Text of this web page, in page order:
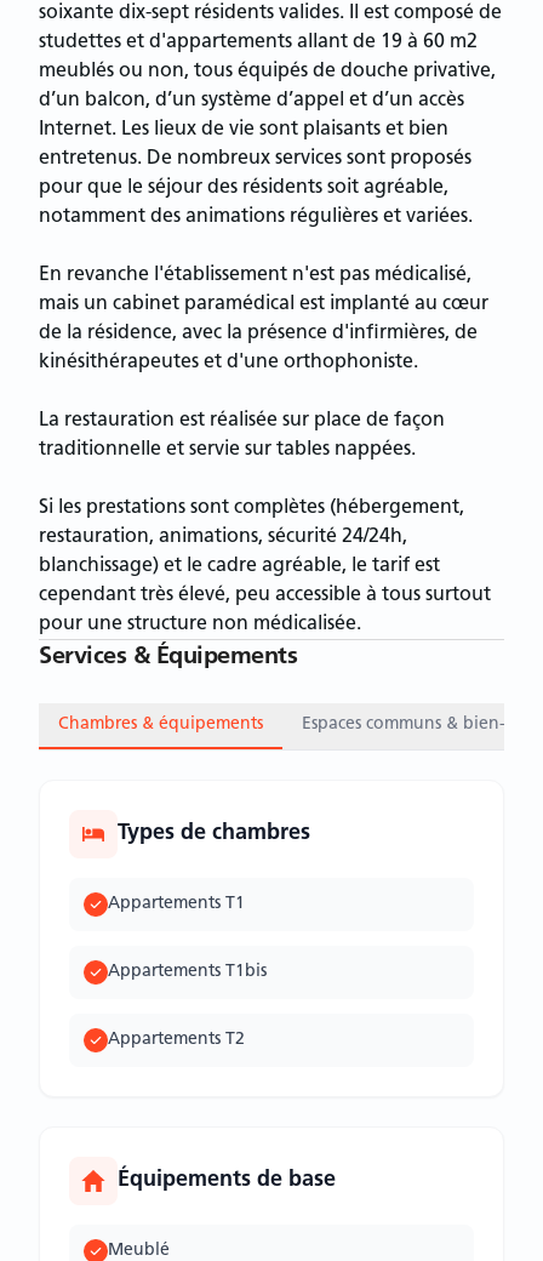
soixante dix-sept résidents valides. Il est composé de
studettes et d'appartements allant de 19 à 60 m2
meublés ou non, tous équipés de douche privative,
d’un balcon, d’un système d’appel et d’un accès
Internet. Les lieux de vie sont plaisants et bien
entretenus. De nombreux services sont proposés
pour que le séjour des résidents soit agréable,
notamment des animations régulières et variées.
En revanche l'établissement n'est pas médicalisé,
mais un cabinet paramédical est implanté au cœur
de la résidence, avec la présence d'infirmières, de
kinésithérapeutes et d'une orthophoniste.
La restauration est réalisée sur place de façon
traditionnelle et servie sur tables nappées.
Si les prestations sont complètes (hébergement,
restauration, animations, sécurité 24/24h,
blanchissage) et le cadre agréable, le tarif est
cependant très élevé, peu accessible à tous surtout
pour une structure non médicalisée.
Services & Équipements
Chambres & équipements Espaces communs & bien-être
Types de chambres
Appartements T1
Appartements T1bis
Appartements T2
Équipements de base
Meublé